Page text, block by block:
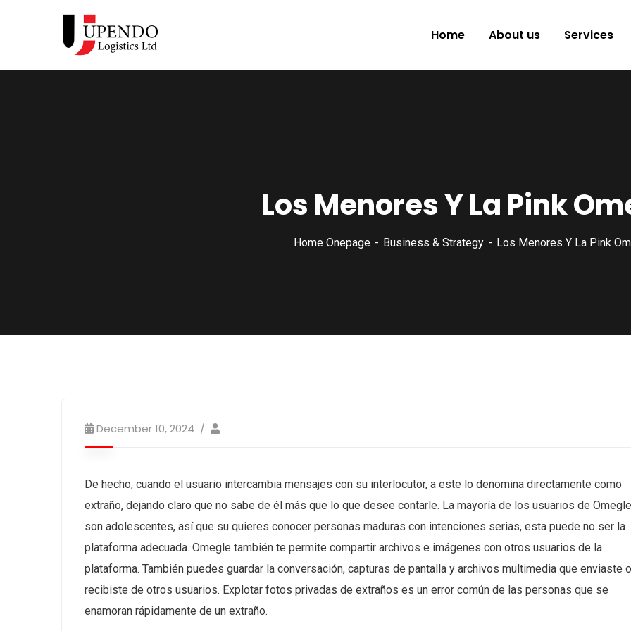
Home About us Services
Los Menores Y La Pink
Home Onepage Business & Strategy Los Menores Y La Pink
December 10, 2024
De hecho, cuando el usuario intercambia mensajes con su interlocutor, a este lo denomina directamente como
extraño, dejando claro que no sabe de él más que lo que desee contarle. La mayoría de los usuarios de Omegle
son adolescentes, así que su quieres conocer personas maduras con intenciones serias, esta puede no ser la
plataforma adecuada. Omegle también te permite compartir archivos e imágenes con otros usuarios de la
plataforma. También puedes guardar la conversación, capturas de pantalla y archivos multimedia que enviaste o
recibiste de otros usuarios. Explotar fotos privadas de extraños es un error común de las personas que se
enamoran rápidamente de un extraño.